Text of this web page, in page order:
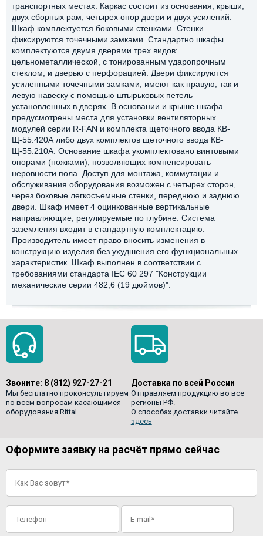
транспортных местах. Каркас состоит из основания, крыши,
двух сборных рам, четырех опор двери и двух усилений.
Шкаф комплектуется боковыми стенками. Стенки
фиксируются точечными замками. Стандартно шкафы
комплектуются двумя дверями трех видов:
цельнометаллической, с тонированным ударопрочным
стеклом, и дверью с перфорацией. Двери фиксируются
усиленными точечными замками, имеют как правую, так и
левую навеску с помощью штырьковых петель
установленных в дверях. В основании и крыше шкафа
предусмотрены места для установки вентиляторных
модулей серии R-FAN и комплекта щеточного ввода КВ-
Щ-55.420А либо двух комплектов щеточного ввода КВ-
Щ-55.210А. Основание шкафа укомплектовано винтовыми
опорами (ножками), позволяющих компенсировать
неровности пола. Доступ для монтажа, коммутации и
обслуживания оборудования возможен с четырех сторон,
через боковые легкосъемные стенки, переднюю и заднюю
двери. Шкаф имеет 4 оцинкованные вертикальные
направляющие, регулируемые по глубине. Система
заземления входит в стандартную комплектацию.
Производитель имеет право вносить изменения в
конструкцию изделия без ухудшения его функциональных
характеристик. Шкаф выполнен в соответствии с
требованиями стандарта IEC 60 297 "Конструкции
механические серии 482,6 (19 дюймов)".
Звоните: 8 (812) 927-27-21
Мы бесплатно проконсультируем
по всем вопросам касающимся
оборудования Rittal.
Доставка по всей России
Отправляем продукцию во все
регионы РФ.
О способах доставки читайте
здесь
Оформите заявку на расчёт прямо сейчас